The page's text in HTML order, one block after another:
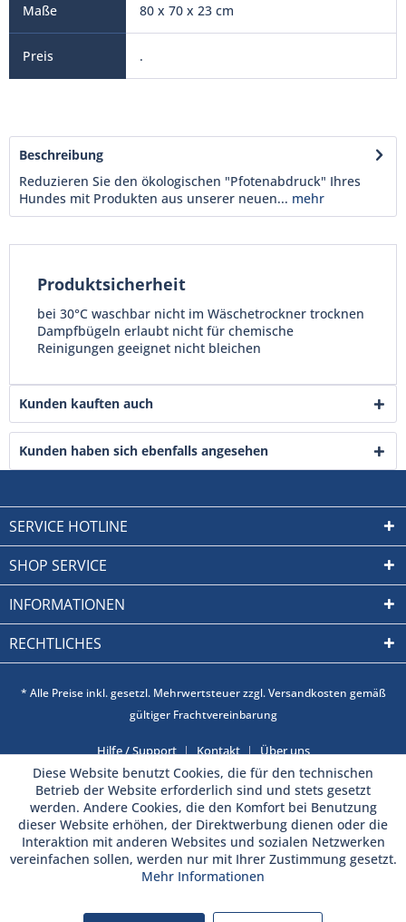
80 x 70 x 23 cm
.
Beschreibung
Reduzieren Sie den ökologischen "Pfotenabdruck" Ihres
Hundes mit Produkten aus unserer neuen... mehr
Produktsicherheit
bei 30°C waschbar nicht im Wäschetrockner trocknen
Dampfbügeln erlaubt nicht für chemische
Reinigungen geeignet nicht bleichen
Kunden kauften auch
Kunden haben sich ebenfalls angesehen
SERVICE HOTLINE
SHOP SERVICE
INFORMATIONEN
RECHTLICHES
* Alle Preise inkl. gesetzl. Mehrwertsteuer zzgl. Versandkosten gemäß
gültiger Frachtvereinbarung
Hilfe / Support Kontakt Über uns
Diese Website benutzt Cookies, die für den technischen
Betrieb der Website erforderlich sind und stets gesetzt
werden. Andere Cookies, die den Komfort bei Benutzung
dieser Website erhöhen, der Direktwerbung dienen oder die
Interaktion mit anderen Websites und sozialen Netzwerken
vereinfachen sollen, werden nur mit Ihrer Zustimmung gesetzt.
Mehr Informationen